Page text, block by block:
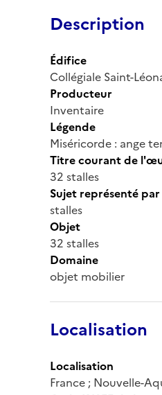
Description
Édifice
Collégiale Saint-
Producteur
Inventaire
Légende
Miséricorde : ange
Titre courant de
32 stalles
Sujet représenté
stalles
Objet
32 stalles
Domaine
objet mobilier
Localisation
Localisation
France ; Nouvelle-